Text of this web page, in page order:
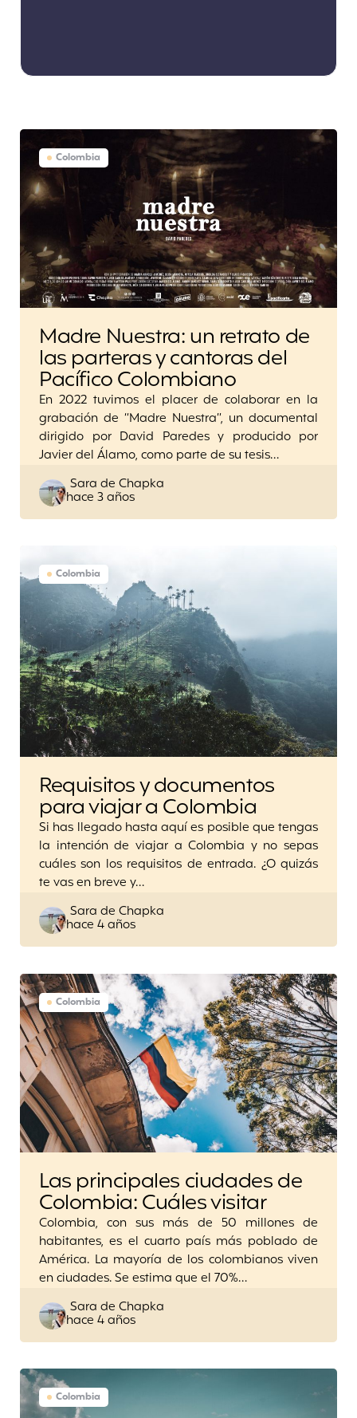
Colombia
Madre Nuestra: un retrato de
las parteras y cantoras del
Pacífico Colombiano
En 2022 tuvimos el placer de colaborar en la
grabación de “Madre Nuestra”, un documental
dirigido por David Paredes y producido por
Javier del Álamo, como parte de su tesis…
Posted
by
Sara de Chapka
hace 3 años
Colombia
Requisitos y documentos
para viajar a Colombia
Si has llegado hasta aquí es posible que tengas
la intención de viajar a Colombia y no sepas
cuáles son los requisitos de entrada. ¿O quizás
te vas en breve y…
Posted
by
Sara de Chapka
hace 4 años
Colombia
Las principales ciudades de
Colombia: Cuáles visitar
Colombia, con sus más de 50 millones de
habitantes, es el cuarto país más poblado de
América. La mayoría de los colombianos viven
en ciudades. Se estima que el 70%…
Posted
by
Sara de Chapka
hace 4 años
Colombia